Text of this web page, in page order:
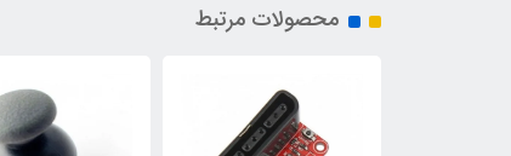
محصولات مرتبط